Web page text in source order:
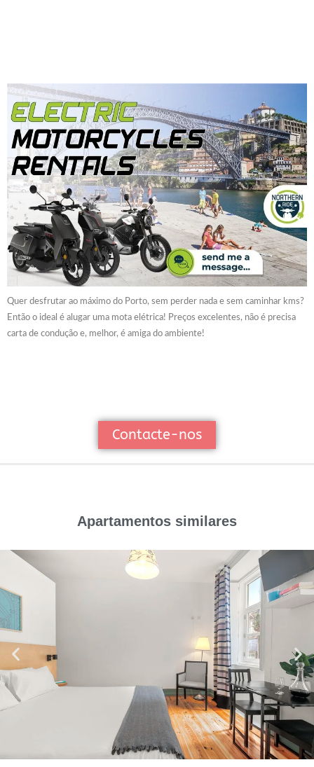
Quer desfrutar ao máximo do Porto, sem perder nada e sem caminhar kms?
Então o ideal é alugar uma mota elétrica! Preços excelentes, não é precisa
carta de condução e, melhor, é amiga do ambiente!
Contacte-nos
Apartamentos similares